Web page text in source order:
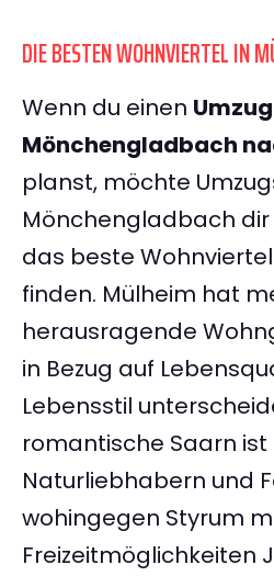
DIE BESTEN WOHNVIERTEL IN
Wenn du einen
Mönchengladbach
planst, möchte
Mönchengladbach
das beste
finden. Mülheim hat
herausragende
in Bezug auf
Lebensstil
romantische Saarn
Naturliebhabern und
wohingegen Styrum
Freizeitmöglichkeiten